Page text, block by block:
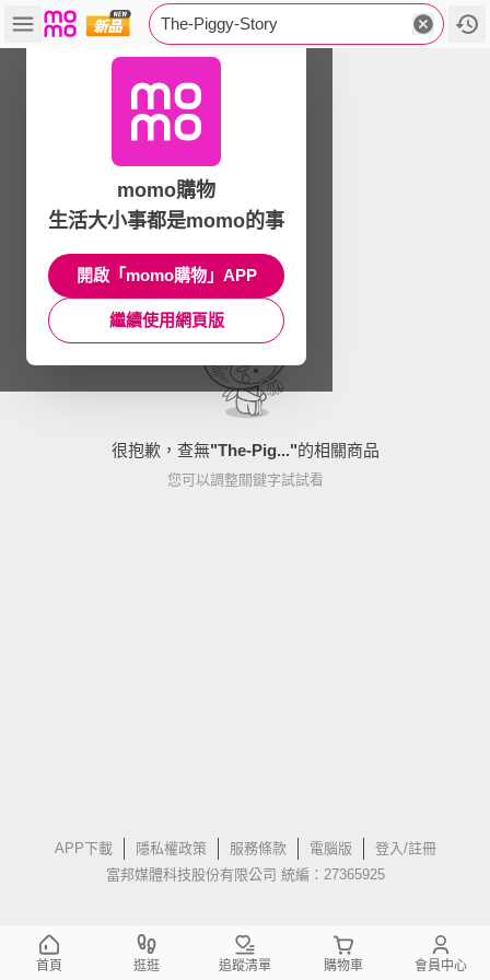
The-Piggy-Story
很抱歉，查無"The-Pig..."的相關商品
您可以調整關鍵字試試看
APP下載 隱私權政策 服務條款 電腦版
登入/註冊
富邦媒體科技股份有限公司 統編：27365925
momo購物
生活大小事都是momo的事
開啟「momo購物」APP
繼續使用網頁版
首頁 逛逛 追蹤清單 購物車 會員中心